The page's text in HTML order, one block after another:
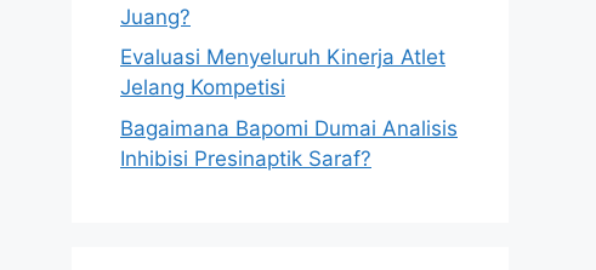
Juang?
Evaluasi Menyeluruh Kinerja Atlet
Jelang Kompetisi
Bagaimana Bapomi Dumai Analisis
Inhibisi Presinaptik Saraf?